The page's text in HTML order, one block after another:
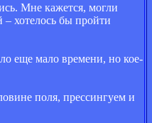
Мне кажется, могли
хотелось бы пройти
еще мало времени, но кое-
поля, прессингуем и